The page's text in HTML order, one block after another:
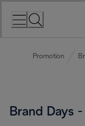
Promotion
Brand Days